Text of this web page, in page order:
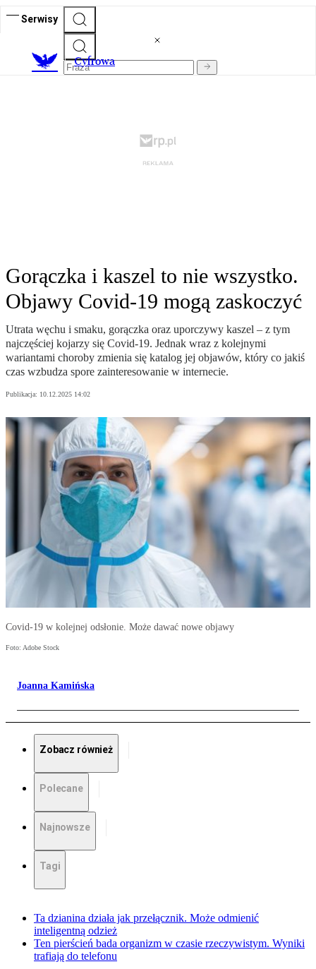
Serwisy
Cyfrowa
Gorączka i kaszel to nie wszystko.
Objawy Covid-19 mogą zaskoczyć
Utrata węchu i smaku, gorączka oraz uporczywy kaszel – z tym
najczęściej kojarzy się Covid-19. Jednak wraz z kolejnymi
wariantami choroby zmienia się katalog jej objawów, który co jakiś
czas wzbudza spore zainteresowanie w internecie.
Publikacja: 10.12.2025 14:02
Covid-19 w kolejnej odsłonie. Może dawać nowe objawy
Foto: Adobe Stock
Joanna Kamińska
Zobacz również
Polecane
Najnowsze
Tagi
Ta dzianina działa jak przełącznik. Może odmienić
inteligentną odzież
Ten pierścień bada organizm w czasie rzeczywistym. Wyniki
trafiają do telefonu